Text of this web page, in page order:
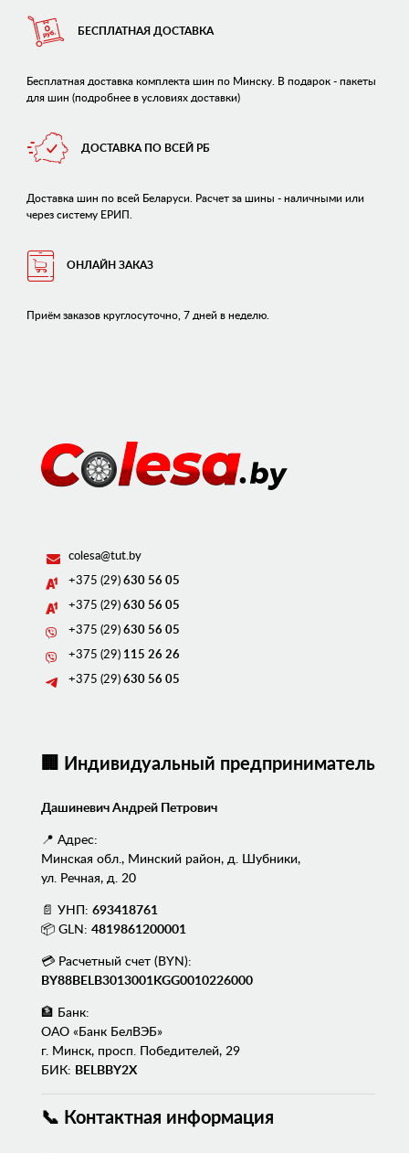
БЕСПЛАТНАЯ ДОСТАВКА
Бесплатная доставка комплекта шин по Минску. В подарок - пакеты
для шин (подробнее в условиях доставки)
ДОСТАВКА ПО ВСЕЙ РБ
Доставка шин по всей Беларуси. Расчет за шины - наличными или
через систему ЕРИП.
ОНЛАЙН ЗАКАЗ
Приём заказов круглосуточно, 7 дней в неделю.
colesa@tut.by
+375 (29) 630 56 05
+375 (29) 630 56 05
+375 (29) 630 56 05
+375 (29) 115 26 26
+375 (29) 630 56 05
🏢 Индивидуальный предприниматель
Дашиневич Андрей Петрович
📍 Адрес:
Минская обл., Минский район, д. Шубники,
ул. Речная, д. 20
📄 УНП: 693418761
📦 GLN: 4819861200001
💳 Расчетный счет (BYN):
BY88BELB3013001KGG0010226000
🏦 Банк:
ОАО «Банк БелВЭБ»
г. Минск, просп. Победителей, 29
БИК: BELBBY2X
📞 Контактная информация